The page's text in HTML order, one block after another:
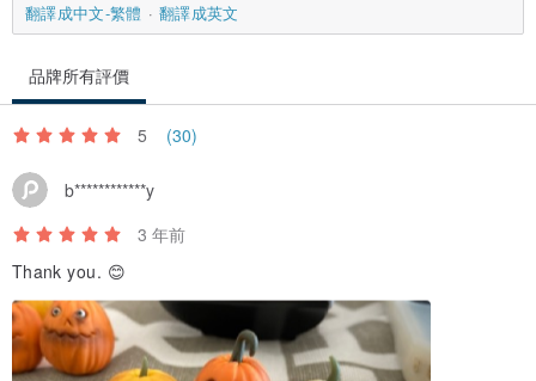
翻譯成中文-繁體
翻譯成英文
品牌所有評價
5 (30)
b************y
3 年前
Thank you. 😊